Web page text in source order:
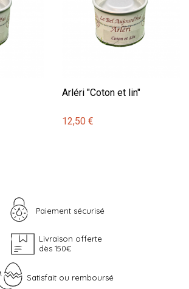
Arléri "Coton et lin"
12,50 €
Paiement sécurisé
Livraison offerte
dès 150€
Satisfait ou remboursé